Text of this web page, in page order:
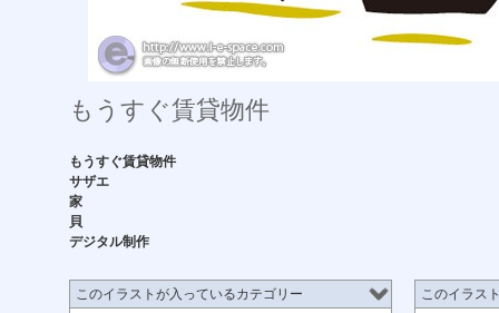
もうすぐ賃貸物件
もうすぐ賃貸物件
サザエ
家
貝
デジタル制作
このイラストが入っているカテゴリー
このイラス